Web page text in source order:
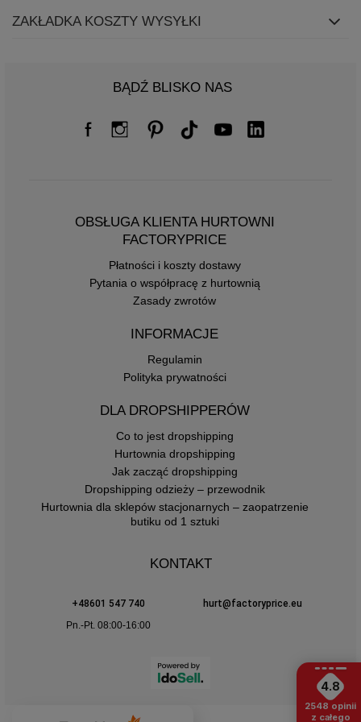
ZAKŁADKA KOSZTY WYSYŁKI
BĄDŹ BLISKO NAS
OBSŁUGA KLIENTA HURTOWNI
FACTORYPRICE
Płatności i koszty dostawy
Pytania o współpracę z hurtownią
Zasady zwrotów
INFORMACJE
Regulamin
Polityka prywatności
DLA DROPSHIPPERÓW
Co to jest dropshipping
Hurtownia dropshipping
Jak zacząć dropshipping
Dropshipping odzieży – przewodnik
Hurtownia dla sklepów stacjonarnych – zaopatrzenie
butiku od 1 sztuki
KONTAKT
+48601 547 740
hurt@factoryprice.eu
Pn.-Pt. 08:00-16:00
4.8
2548 opinii
z całego